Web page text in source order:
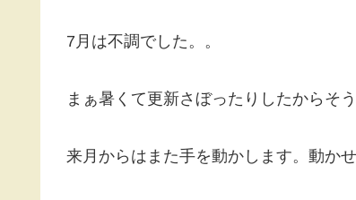
7月は不調でした。。
まぁ暑くて更新さぼったりしたからそ
来月からはまた手を動かします。動か